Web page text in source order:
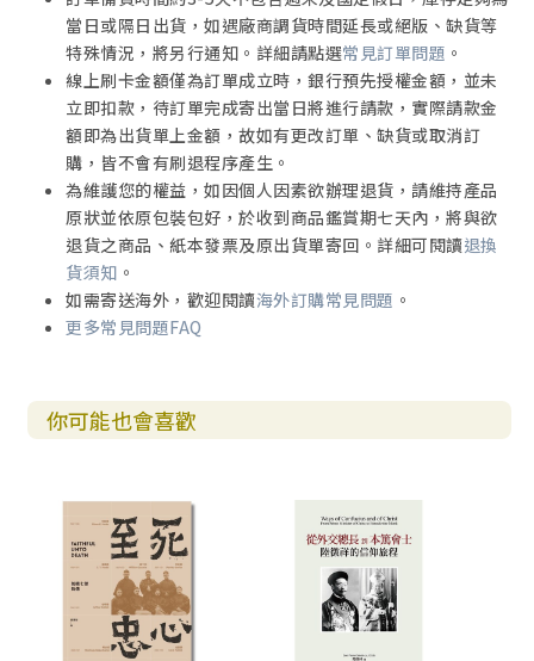
當日或隔日出貨，如遇廠商調貨時間延長或絕版、缺貨等
特殊情況，將另行通知。詳細請點選常見訂單問題 。
線上刷卡金額僅為訂單成立時，銀行預先授權金額，並未
立即扣款，待訂單完成寄出當日將進行請款，實際請款金
額即為出貨單上金額，故如有更改訂單、缺貨或取消訂
購，皆不會有刷退程序產生。
為維護您的權益，如因個人因素欲辦理退貨，請維持產品
原狀並依原包裝包好，於收到商品鑑賞期七天內，將與欲
退貨之商品、紙本發票及原出貨單寄回。詳細可閱讀退換
貨須知 。
如需寄送海外，歡迎閱讀海外訂購常見問題 。
更多常見問題FAQ
你可能也會喜歡